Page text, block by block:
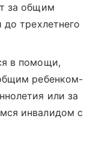
за общим
трехлетнего
в помощи,
ребенком-
или за
инвалидом с